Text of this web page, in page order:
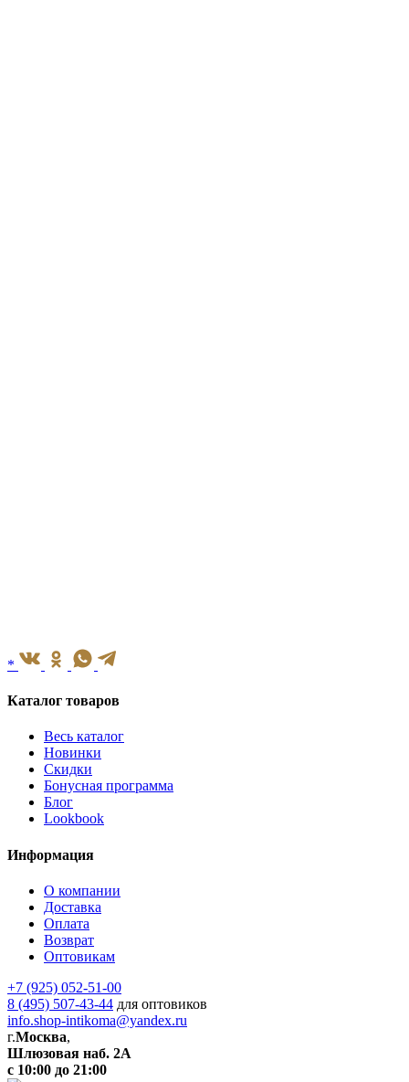
*
Каталог товаров
Весь каталог
Новинки
Скидки
Бонусная программа
Блог
Lookbook
Информация
О компании
Доставка
Оплата
Возврат
Оптовикам
+7 (925) 052-51-00
8 (495) 507-43-44 для оптовиков
info.shop-intikoma@yandex.ru
г.Москва,
Шлюзовая наб. 2А
с 10:00 до 21:00